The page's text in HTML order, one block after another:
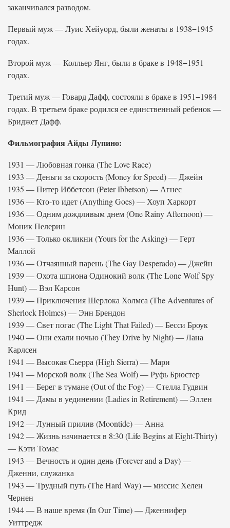
заканчивался разводом.
Первый муж — Луис Хейуорд, были женаты в 1938−1945
годах.
Второй муж — Колльер Янг, были в браке в 1948−1951
годах.
Третий муж — Говард Дафф, состояли в браке в 1951−1984
годах. В третьем браке родился ее единственный ребенок —
Бриджет Дафф.
Фильмография Айды Лупино:
1931 — Любовная гонка (The Love Race)
1933 — Деньги за скорость (Money for Speed) — Джейн
1935 — Питер Иббетсон (Peter Ibbetson) — Агнес
1936 — Кто-то идет (Anything Goes) — Хоуп Харкорт
1936 — Одним дождливым днем (One Rainy Afternoon) —
Моник Пелерин
1936 — Только окликни (Yours for the Asking) — Герт
Маллой
1936 — Отчаянный парень (The Gay Desperado) — Джейн
1939 — Охота шпиона Одинокий волк (The Lone Wolf Spy
Hunt) — Вэл Карсон
1939 — Приключения Шерлока Холмса (The Adventures of
Sherlock Holmes) — Энн Брендон
1939 — Свет погас (The Light That Failed) — Бесси Броук
1940 — Они ехали ночью (They Drive by Night) — Лана
Карлсен
1941 — Высокая Сьерра (High Sierra) — Мари
1941 — Морской волк (The Sea Wolf) — Руфь Брюстер
1941 — Берег в тумане (Out of the Fog) — Стелла Гудвин
1941 — Дамы в уединении (Ladies in Retirement) — Эллен
Крид
1942 — Лунный прилив (Moontide) — Анна
1942 — Жизнь начинается в 8:30 (Life Begins at Eight-Thirty)
— Кэти Томас
1943 — Вечность и один день (Forever and a Day) —
Дженни, служанка
1943 — Трудный путь (The Hard Way) — миссис Хелен
Чернен
1944 — В наше время (In Our Time) — Дженнифер
Уиттредж